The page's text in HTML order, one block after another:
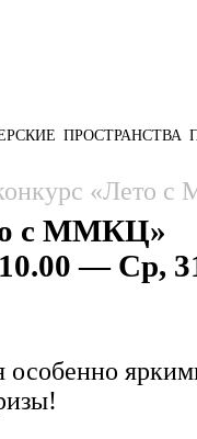
ПРОСТРАНСТВА
«Лето
с ММКЦ»
— Ср,
особенно